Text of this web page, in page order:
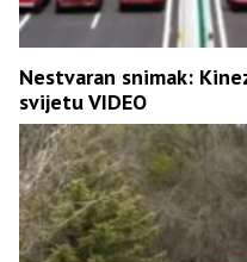
Nestvaran snimak:
svijetu VIDEO